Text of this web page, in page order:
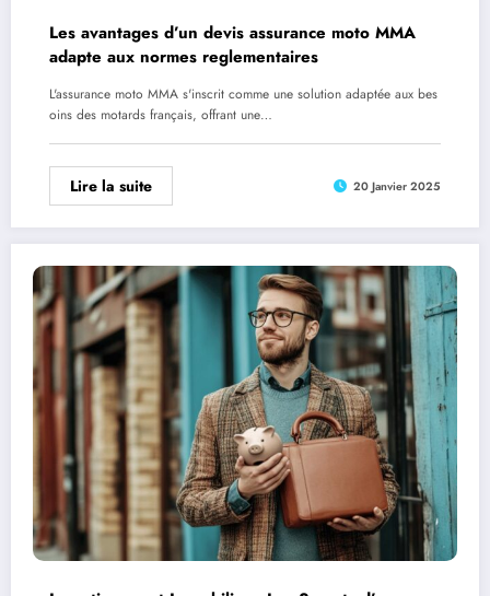
Les avantages d’un devis assurance moto MMA
adapte aux normes reglementaires
L'assurance moto MMA s'inscrit comme une solution adaptée aux bes
oins des motards français, offrant une…
Lire la suite 20 Janvier 2025